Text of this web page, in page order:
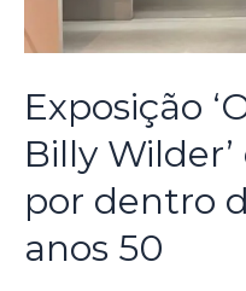
Exposição
Billy
por dentro
anos 50